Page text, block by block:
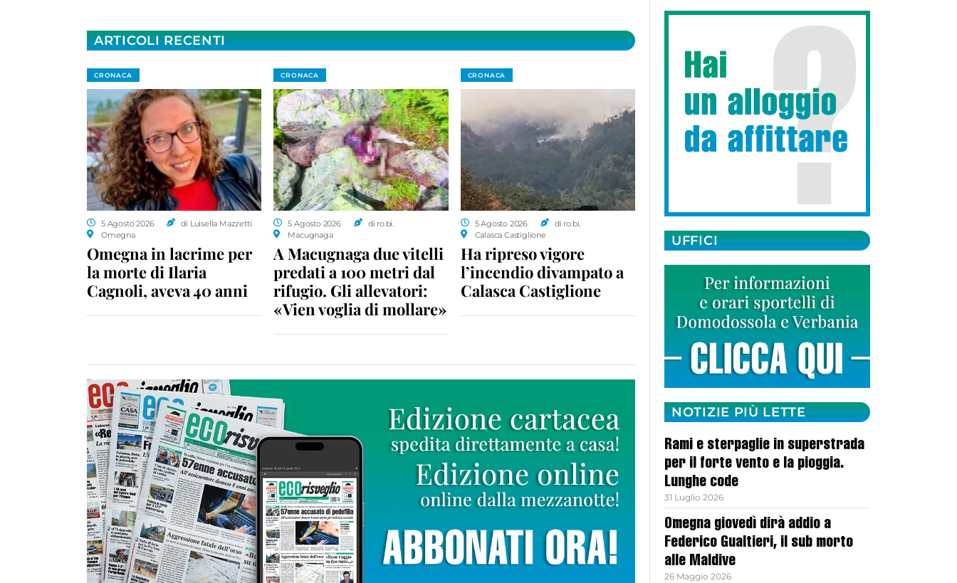
ARTICOLI RECENTI
CRONACA
5 Agosto 2026
di Luisella Mazzetti
Omegna
Omegna in lacrime per
la morte di Ilaria
Cagnoli, aveva 40 anni
CRONACA
5 Agosto 2026
di ro.bi.
Macugnaga
A Macugnaga due vitelli
predati a 100 metri dal
rifugio. Gli allevatori:
«Vien voglia di mollare»
CRONACA
5 Agosto 2026
di ro.bi.
Calasca Castiglione
Ha ripreso vigore
l’incendio divampato a
Calasca Castiglione
UFFICI
NOTIZIE PIÙ LETTE
Rami e sterpaglie in superstrada
per il forte vento e la pioggia.
Lunghe code
31 Luglio 2026
Omegna giovedì dirà addio a
Federico Gualtieri, il sub morto
alle Maldive
26 Maggio 2026